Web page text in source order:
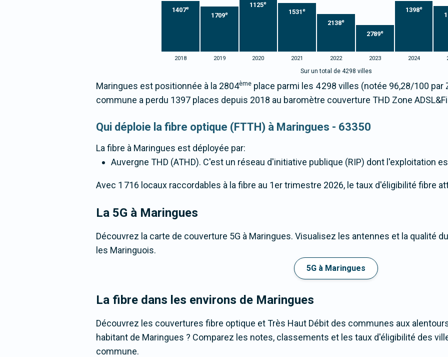
1407e
1709e
1125e
1531e
2138e
2789e
1398e
2018 2019 2020 2021 2022 2023 2024
Sur un total de 4298 villes
Maringues est positionnée à la 2804ème place parmi les 4 298 villes (notée 96,28/100 par
commune a perdu 1397 places depuis 2018 au baromètre couverture THD Zone
Qui déploie la fibre optique (FTTH) à Maringues - 63350
La fibre à Maringues est déployée par:
Auvergne THD (ATHD). C'est un réseau d'initiative publique (RIP) dont l'exploitation
Avec 1 716 locaux raccordables à la fibre au 1er trimestre 2026, le taux d'éligibilité fibre
La 5G à Maringues
Découvrez la carte de couverture 5G à Maringues. Visualisez les antennes et la qualité
les Maringuois.
5G à Maringues
La fibre dans les environs de Maringues
Découvrez les couvertures fibre optique et Très Haut Débit des communes aux
habitant de Maringues ? Comparez les notes, classements et les taux d'éligibilité des
commune.